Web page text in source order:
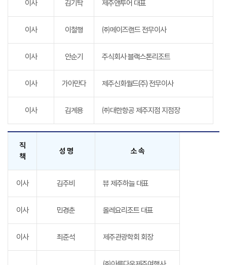
이사 김기탁 제주앤투어 대표
이사 이철행 ㈜메이즈랜드 전무이사
이사 안순기 주식회사 블랙스톤리조트
이사 가아만다 제주신화월드(주) 전무이사
이사 김계용 ㈜대한항공 제주지점 지점장
직
책
성 명 소 속
이사 김주비 뷰 제주하늘 대표
이사 민경춘 올레요리조트 대표
이사 최준석 제주관광학회 회장